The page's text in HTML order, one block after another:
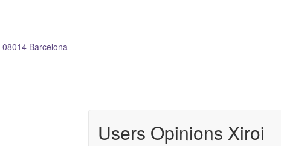
08014 Barcelona
Users Opinions Xiroi